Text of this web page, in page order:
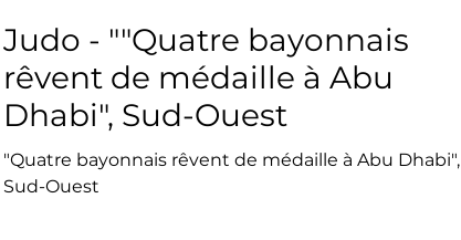
Judo - ""Quatre bayonnais
rêvent de médaille à Abu
Dhabi", Sud-Ouest
"Quatre bayonnais rêvent de médaille à Abu Dhabi",
Sud-Ouest